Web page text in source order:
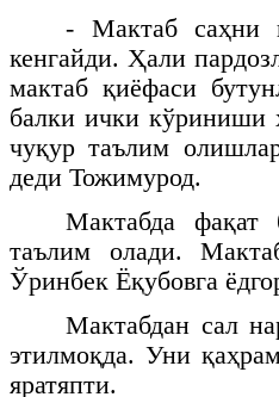
- Мактаб саҳни
кенгайди. Ҳали
мактаб қиёфаси
балки ички кўриниши
чуқур таълим
деди Тожимурод.
Мактабда фақат
таълим олади.
Ўринбек Ёқубовга
Мактабдан сал
этилмоқда. Уни
яратяпти.